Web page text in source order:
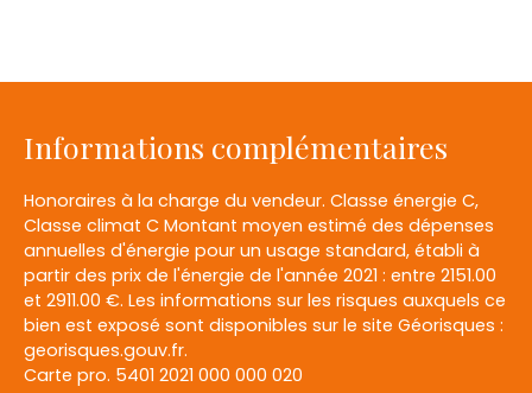
Informations complémentaires
Honoraires à la charge du vendeur. Classe énergie C,
Classe climat C Montant moyen estimé des dépenses
annuelles d'énergie pour un usage standard, établi à
partir des prix de l'énergie de l'année 2021 : entre 2151.00
et 2911.00 €. Les informations sur les risques auxquels ce
bien est exposé sont disponibles sur le site Géorisques :
georisques.gouv.fr.
Carte pro. 5401 2021 000 000 020